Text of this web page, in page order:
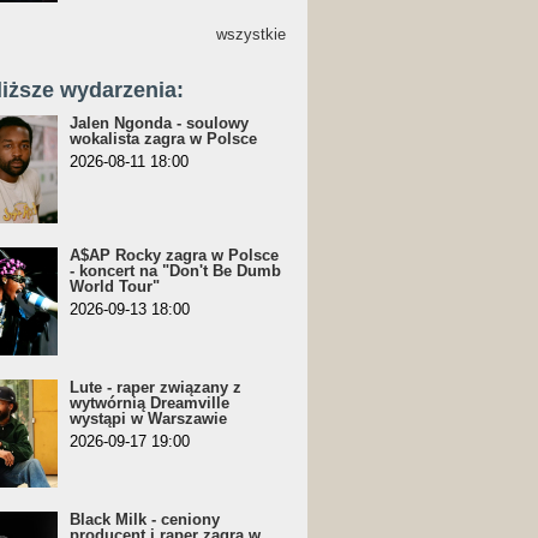
wszystkie
wydarzenia:
Jalen Ngonda - soulowy
wokalista zagra w Polsce
2026-08-11 18:00
A$AP Rocky zagra w Polsce
- koncert na "Don't Be Dumb
World Tour"
2026-09-13 18:00
Lute - raper związany z
wytwórnią Dreamville
wystąpi w Warszawie
2026-09-17 19:00
Black Milk - ceniony